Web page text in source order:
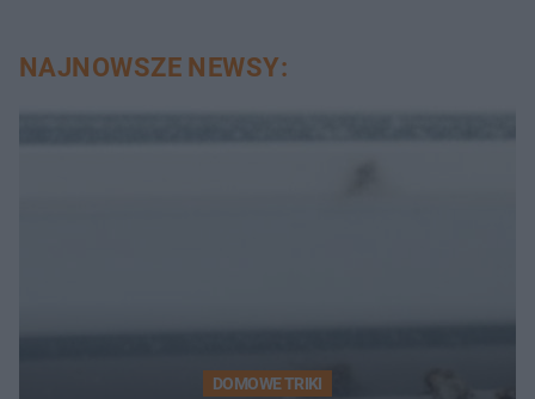
NAJNOWSZE NEWSY:
DOMOWE TRIKI